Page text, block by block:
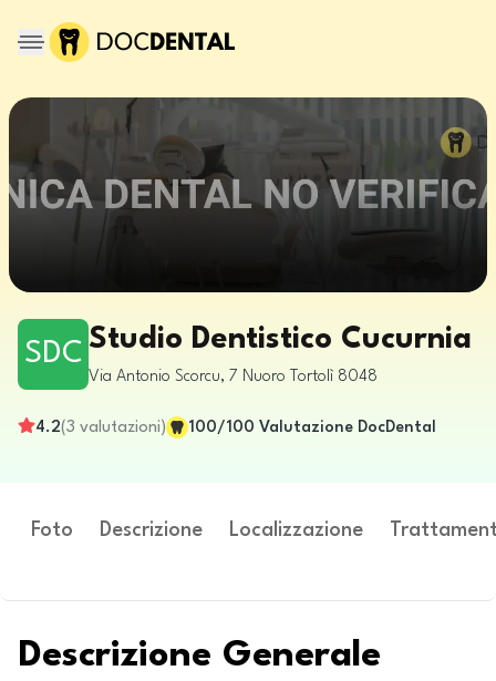
SDC Studio Dentistico Cucurnia
Via Antonio Scorcu, 7 Nuoro Tortolì 8048
4.2(3 valutazioni) 100/100 Valutazione DocDental
Foto Descrizione Localizzazione
Descrizione Generale